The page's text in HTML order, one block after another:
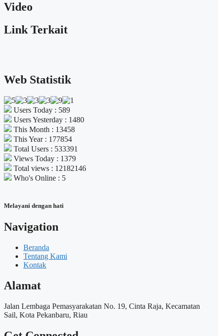
Video
Link Terkait
Web Statistik
Users Today : 589
Users Yesterday : 1480
This Month : 13458
This Year : 177854
Total Users : 533391
Views Today : 1379
Total views : 12182146
Who's Online : 5
Melayani dengan hati
Navigation
Beranda
Tentang Kami
Kontak
Alamat
Jalan Lembaga Pemasyarakatan No. 19, Cinta Raja, Kecamatan
Sail, Kota Pekanbaru, Riau